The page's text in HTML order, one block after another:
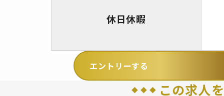
休日休暇
エントリーする
この求人